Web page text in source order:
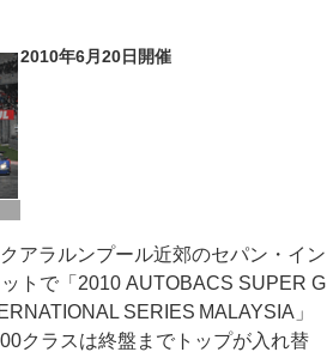
2010年6月20日開催
アラルンプール近郊のセパン・イン
トで「2010 AUTOBACS SUPER G
SERIES MALAYSIA」
クラスは終盤までトップが入れ替